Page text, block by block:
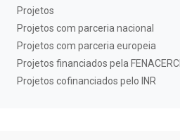
Projetos
Projetos com parceria nacional
Projetos com parceria europeia
Projetos financiados pela FENACERCI
Projetos cofinanciados pelo INR